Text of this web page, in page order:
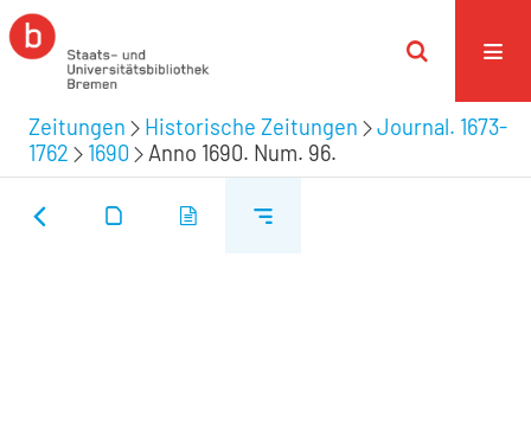
Zeitungen Historische Zeitungen
Journal. 1673-
1762
1690 Anno 1690. Num. 96.